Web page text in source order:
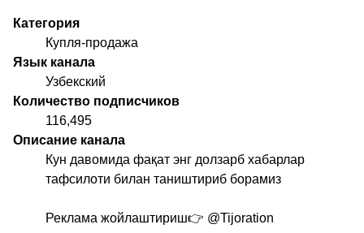
Категория
Купля-продажа
Язык канала
Узбекский
Количество подписчиков
116,495
Описание канала
Кун давомида фақат энг долзарб хабарлар
тафсилоти билан таништириб борамиз
Реклама жойлаштириш👉 @Tijoration